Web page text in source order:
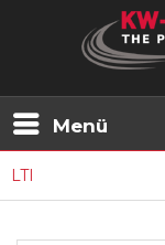
Menü
LTI